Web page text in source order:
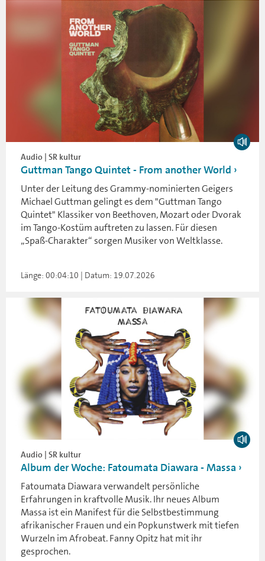
Audio | SR kultur
Guttman Tango Quintet - From another World
Unter der Leitung des Grammy-nominierten Geigers
Michael Guttman gelingt es dem "Guttman Tango
Quintet" Klassiker von Beethoven, Mozart oder Dvorak
im Tango-Kostüm auftreten zu lassen. Für diesen
„Spaß-Charakter“ sorgen Musiker von Weltklasse.
Länge: 00:04:10 | Datum: 19.07.2026
Audio | SR kultur
Album der Woche: Fatoumata Diawara - Massa
Fatoumata Diawara verwandelt persönliche
Erfahrungen in kraftvolle Musik. Ihr neues Album
Massa ist ein Manifest für die Selbstbestimmung
afrikanischer Frauen und ein Popkunstwerk mit tiefen
Wurzeln im Afrobeat. Fanny Opitz hat mit ihr
gesprochen.